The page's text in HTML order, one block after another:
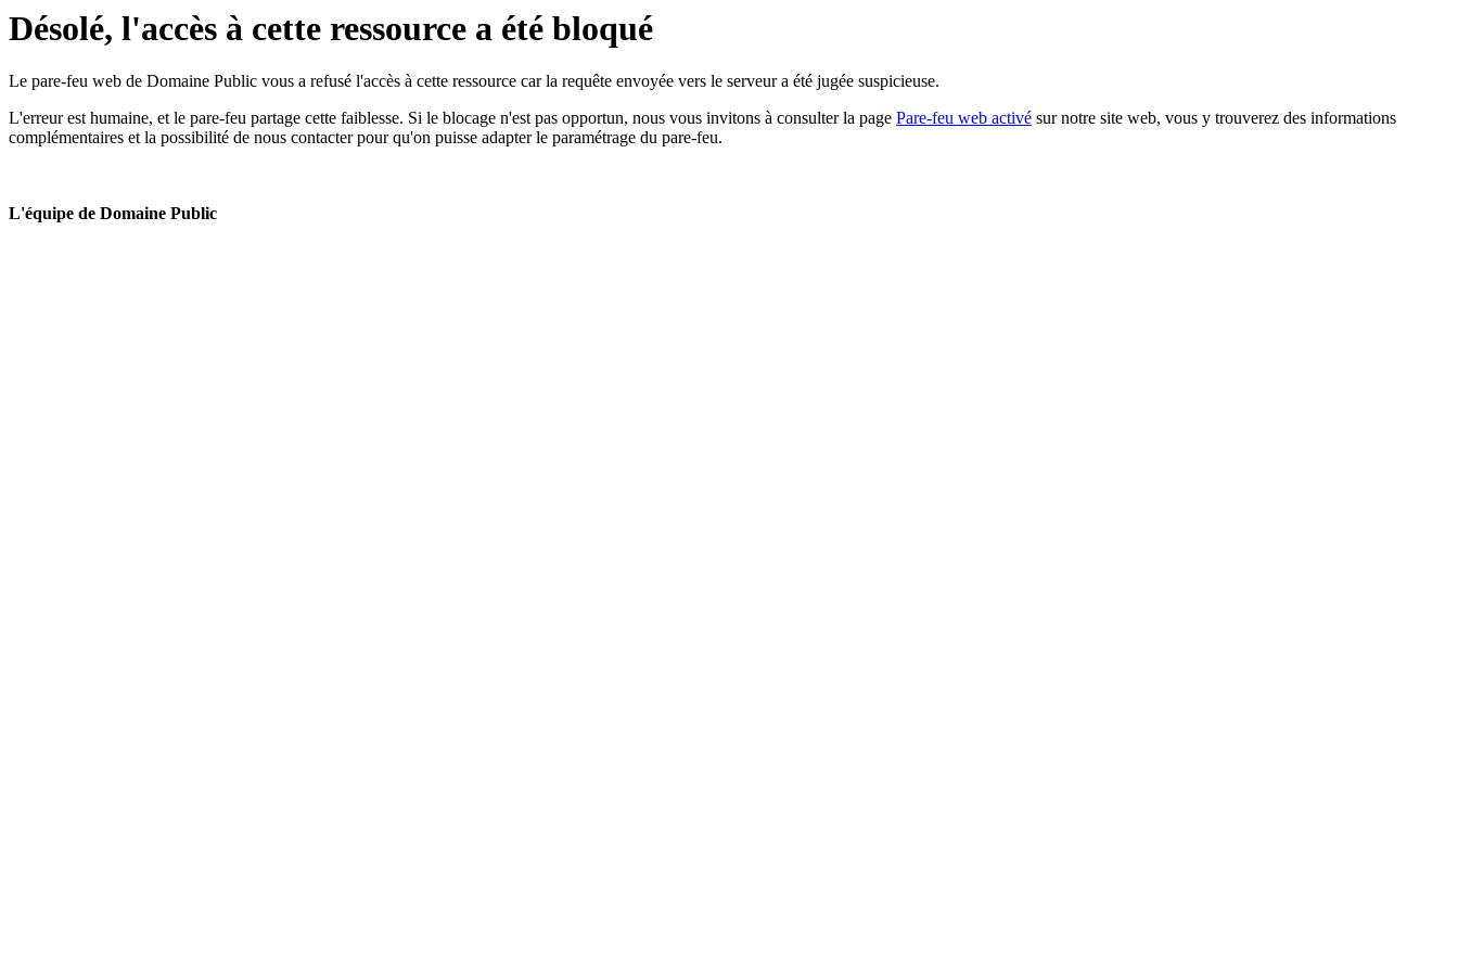
Désolé, l'accès à cette ressource a été bloqué
Le pare-feu web de Domaine Public vous a refusé l'accès à cette ressource car la requête envoyée vers le serveur a été jugée suspicieuse.
L'erreur est humaine, et le pare-feu partage cette faiblesse. Si le blocage n'est pas opportun, nous vous invitons à consulter la page Pare-feu web activé sur notre site web, vous y trouverez des informations
complémentaires et la possibilité de nous contacter pour qu'on puisse adapter le paramétrage du pare-feu.
L'équipe de Domaine Public